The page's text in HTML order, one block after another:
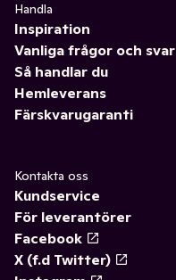
Handla
Inspiration
Vanliga frågor och svar
Så handlar du
Hemleverans
Färskvarugaranti
Kontakta oss
Kundservice
För leverantörer
Facebook
X (f.d Twitter)